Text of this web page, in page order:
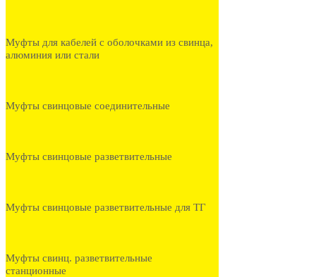
Муфты для кабелей с оболочками из свинца,
алюминия или стали
Муфты свинцовые соединительные
Муфты свинцовые разветвительные
Муфты свинцовые разветвительные для ТГ
Муфты свинц. разветвительные
станционные